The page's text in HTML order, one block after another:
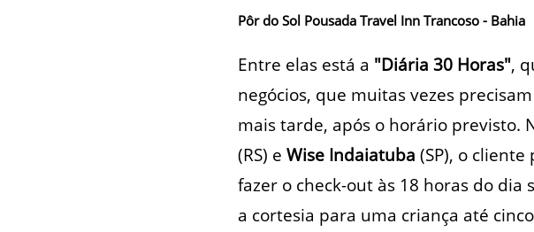
Pôr do Sol Pousada Travel Inn Trancoso - Bahia
Entre elas está a "Diária 30 Horas",
negócios, que muitas vezes
mais tarde, após o horário previsto.
(RS) e Wise Indaiatuba (SP), o
fazer o check-out às 18 horas do
a cortesia para uma criança até